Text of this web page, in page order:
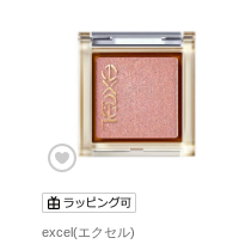
excel(エクセル)